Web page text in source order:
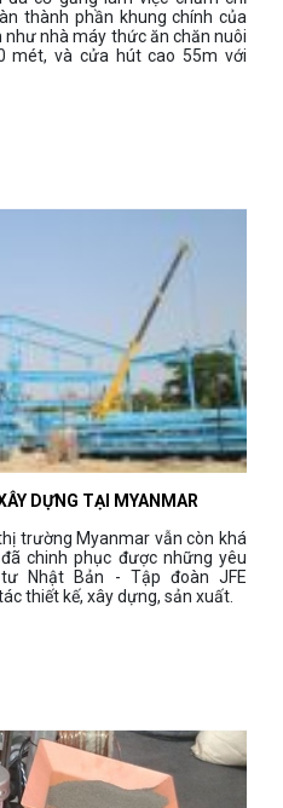
thành phần khung chính của
như nhà máy thức ăn chăn nuôi
mét, và cửa hút cao 55m với
DỰNG TẠI MYANMAR
trường Myanmar vẫn còn khá
chinh phục được những yêu
Nhật Bản - Tập đoàn JFE
thiết kế, xây dựng, sản xuất.